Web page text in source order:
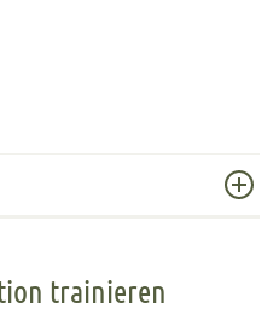
dann spielen
trainieren